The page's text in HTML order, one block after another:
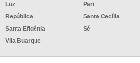
Luz
Pari
República
Santa Cecília
Santa Efigênia
Sé
Vila Buarque